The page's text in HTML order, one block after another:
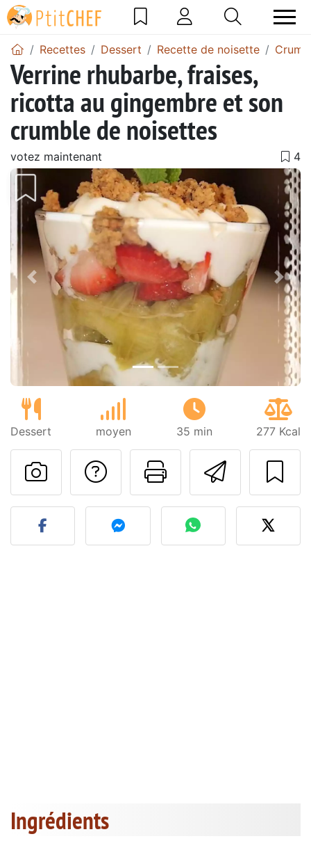
Recettes Dessert Recette de noisette
Verrine rhubarbe, fraises,
ricotta au gingembre et son
crumble de noisettes
votez maintenant
Précédent
Dessert moyen 35 min 277 Kcal
Imprimer
Poser une
Publier votre photo de
Ingrédients